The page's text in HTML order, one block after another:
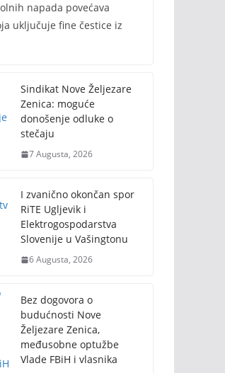
napada povećava
uključuje fine čestice iz
Sindikat Nove Željezare
Zenica: moguće
donošenje odluke o
stečaju
7 Augusta, 2026
I zvanično okončan spor
RiTE Ugljevik i
Elektrogospodarstva
Slovenije u Vašingtonu
6 Augusta, 2026
Bez dogovora o
budućnosti Nove
Željezare Zenica,
međusobne optužbe
Vlade FBiH i vlasnika